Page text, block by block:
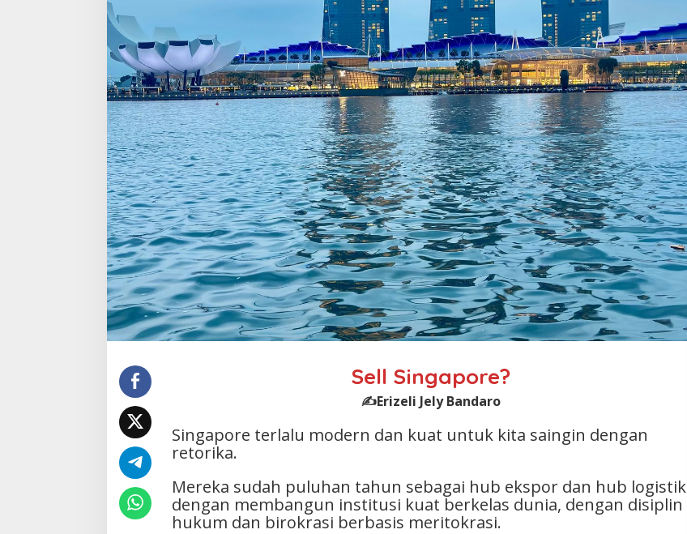
Sell Singapore?
✍️Erizeli Jely Bandaro
Singapore terlalu modern dan kuat untuk kita saingin dengan
retorika.
Mereka sudah puluhan tahun sebagai hub ekspor dan hub logistik
dengan membangun institusi kuat berkelas dunia, dengan disiplin
hukum dan birokrasi berbasis meritokrasi.